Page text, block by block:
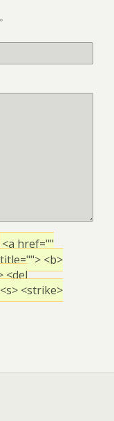
<a href=""
<b>
<del
<strike>